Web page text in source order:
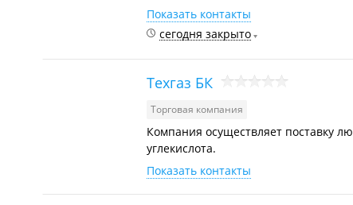
Показать контакты
сегодня закрыто
Техгаз БК
Торговая компания
Компания осуществляет поставку
углекислота.
Показать контакты